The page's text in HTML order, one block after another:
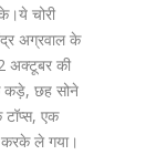
चोरी
अग्रवाल के
अक्टूबर की
कड़े, छह सोने
एक
करके ले गया।